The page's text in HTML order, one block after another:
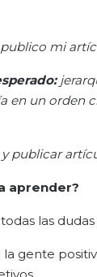
mi
j
en un orden
publicar
aprender?
las
gente